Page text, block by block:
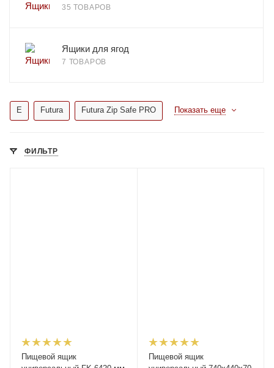
35 ТОВАРОВ
Ящики для ягод
7 ТОВАРОВ
E Futura Futura Zip Safe PRO Показать еще
ФИЛЬТР
Пищевой ящик
Пищевой ящик